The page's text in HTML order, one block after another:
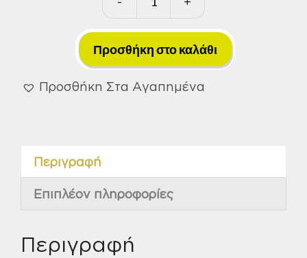
CAT
Γιλέκο
εργασίας
arctic
zone
ποσότητα
Προσθήκη στο καλάθι
Προσθήκη Στα Αγαπημένα
Περιγραφή
Επιπλέον πληροφορίες
Περιγραφή